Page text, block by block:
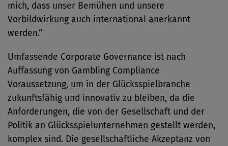
mich, dass unser Bemühen und unsere
Vorbildwirkung auch international anerkannt
werden.“
Umfassende Corporate Governance ist nach
Auffassung von Gambling Compliance
Voraussetzung, um in der Glücksspielbranche
zukunftsfähig und innovativ zu bleiben, da die
Anforderungen, die von der Gesellschaft und der
Politik an Glücksspielunternehmen gestellt werden,
komplex sind. Die gesellschaftliche Akzeptanz von